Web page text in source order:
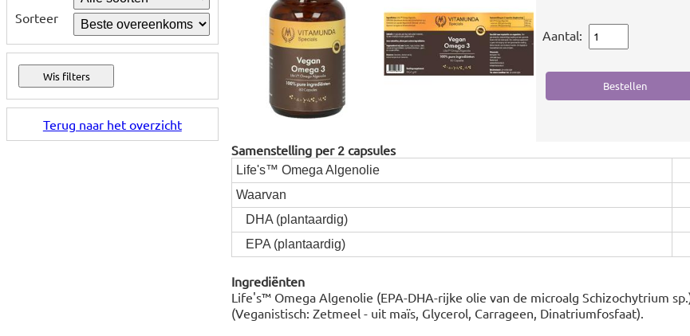
Sorteer
Terug naar het overzicht
Aantal:
Samenstelling per 2 capsules
Life's™ Omega Algenolie
Waarvan
DHA (plantaardig)
EPA (plantaardig)
Ingrediënten
Life's™ Omega Algenolie (EPA-DHA-rijke olie van de microalg Schizochytrium
(Veganistisch: Zetmeel - uit maïs, Glycerol, Carrageen, Dinatriumfosfaat).